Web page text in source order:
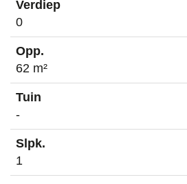
0
62 m²
-
1